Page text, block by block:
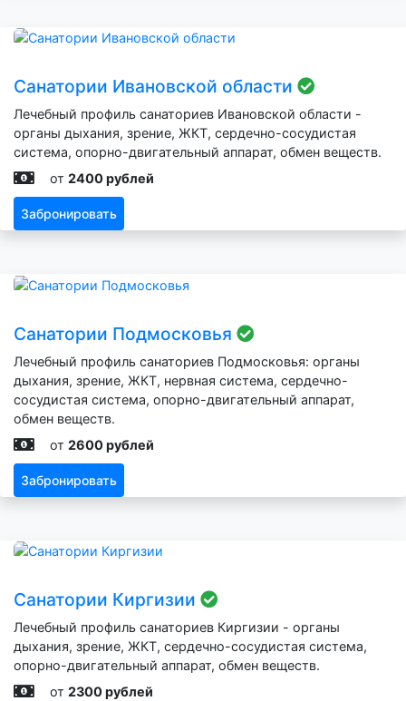
Санатории Ивановской области
Лечебный профиль санаториев Ивановской области -
органы дыхания, зрение, ЖКТ, сердечно-сосудистая
система, опорно-двигательный аппарат, обмен веществ.
от 2400 рублей
Забронировать
Санатории Подмосковья
Лечебный профиль санаториев Подмосковья: органы
дыхания, зрение, ЖКТ, нервная система, сердечно-
сосудистая система, опорно-двигательный аппарат,
обмен веществ.
от 2600 рублей
Забронировать
Санатории Киргизии
Лечебный профиль санаториев Киргизии - органы
дыхания, зрение, ЖКТ, сердечно-сосудистая система,
опорно-двигательный аппарат, обмен веществ.
от 2300 рублей